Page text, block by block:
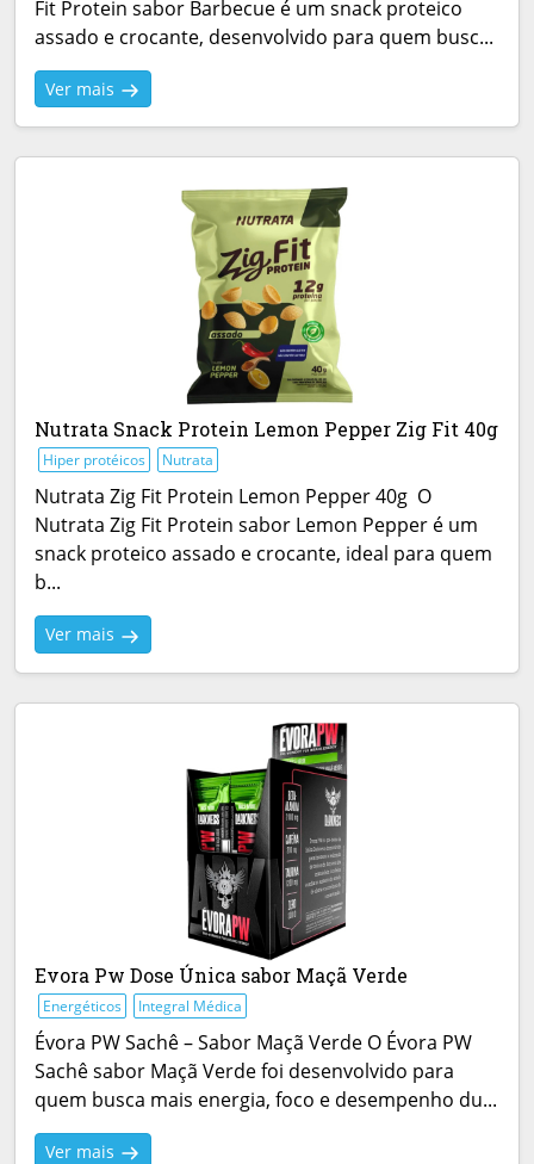
Fit Protein sabor Barbecue é um snack proteico
assado e crocante, desenvolvido para quem busc...
Ver mais
Nutrata Snack Protein Lemon Pepper Zig Fit 40g
Hiper protéicos Nutrata
Nutrata Zig Fit Protein Lemon Pepper 40g O
Nutrata Zig Fit Protein sabor Lemon Pepper é um
snack proteico assado e crocante, ideal para quem
b...
Ver mais
Evora Pw Dose Única sabor Maçã Verde
Energéticos Integral Médica
Évora PW Sachê – Sabor Maçã Verde O Évora PW
Sachê sabor Maçã Verde foi desenvolvido para
quem busca mais energia, foco e desempenho du...
Ver mais